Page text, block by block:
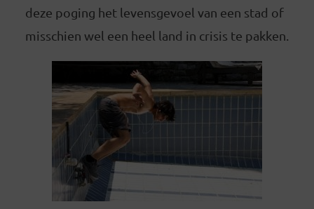
deze poging het levensgevoel van een stad of
misschien wel een heel land in crisis te pakken.